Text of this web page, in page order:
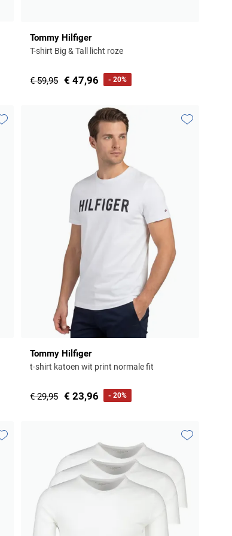
Tommy Hilfiger
T-shirt Big & Tall licht roze
€ 59,95 € 47,96 - 20%
Toevoegen aan favorieten
Tommy Hilfiger
t-shirt katoen wit print normale fit
€ 29,95 € 23,96 - 20%
Toevoegen aan favorieten